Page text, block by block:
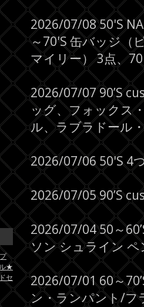
2026/07/08 50'S
～70'S 缶バッジ（
マイリー） 3点、
2026/07/07 90’S
ッグ、フォックス
ル、ラブラドール
2026/07/06 50'S 4
2026/07/05 90’S
2026/07/04 50～
ソン シュライン
2026/07/01 60～
ン・ランパント/フ
★
セ